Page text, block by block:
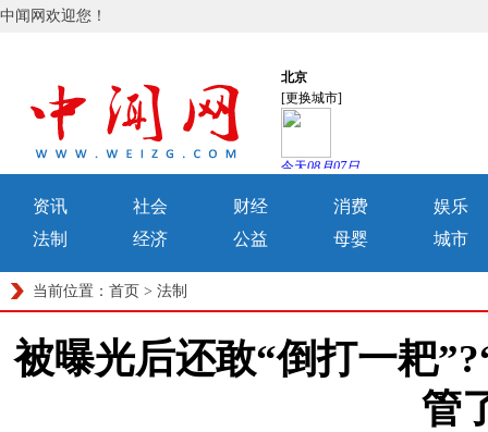
中闻网欢迎您！
资讯 社会 财经 消费
娱乐
法制
经济 公益 母婴 城市
当前位置： 首页 > 法制
被曝光后还敢“倒打一耙
管